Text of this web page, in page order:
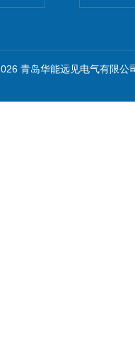
青岛华能远见电气有限公